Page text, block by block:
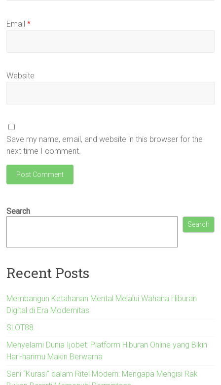
Email*
Website
Save my name, email, and website in this browser for the
next time I comment.
Search
Search
Recent Posts
Membangun Ketahanan Mental Melalui Wahana Hiburan
Digital di Era Modernitas
SLOT88
Menyelami Dunia Ijobet: Platform Hiburan Online yang Bikin
Hari-harimu Makin Berwarna
Seni “Kurasi” dalam Ritel Modern: Mengapa Mengisi Rak